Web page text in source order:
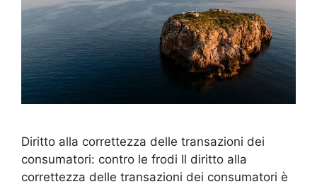
Diritto alla correttezza delle transazioni dei
consumatori: contro le frodi Il diritto alla
correttezza delle transazioni dei consumatori è